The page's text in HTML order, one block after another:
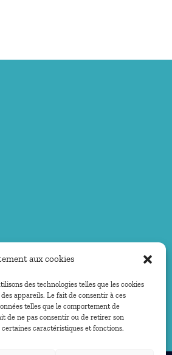
aux cookies
des technologies telles que les cookies
appareils. Le fait de consentir à ces
telles que le comportement de
de ne pas consentir ou de retirer son
caractéristiques et fonctions.